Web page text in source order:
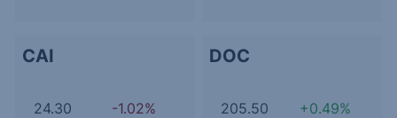
CAI
24.30 -1.02%
DOC
205.50 +0.49%